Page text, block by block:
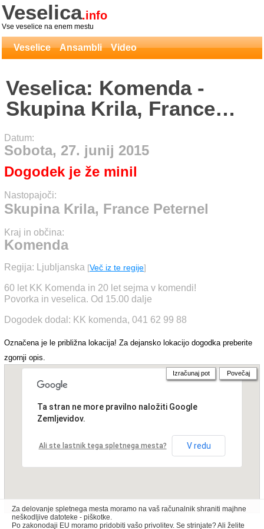
Veselica.info
Vse veselice na enem mestu
Veselice Ansambli Video
Veselica: Komenda -
Skupina Krila, France
Peternel
Datum:
Sobota, 27. junij 2015
Dogodek je že minil
Nastopajoči:
Skupina Krila, France Peternel
Kraj in občina:
Komenda
Regija: Ljubljanska [Več iz te regije]
60 let KK Komenda in 20 let sejma v komendi!
Povorka in veselica. Od 15.00 dalje
Dogodek dodal: KK komenda, 041 62 99 88
Označena je le približna lokacija! Za dejansko lokacijo dogodka preberite
zgornji opis.
Ta stran ne more pravilno naložiti Google
Zemljevidov.
Ali ste lastnik tega spletnega mesta? V redu
Izračunaj pot Povečaj
Za delovanje spletnega mesta moramo na vaš računalnik shraniti majhne
neškodljive datoteke - piškotke.
Po zakonodaji EU moramo pridobiti vašo privolitev. Se strinjate? Ali želite